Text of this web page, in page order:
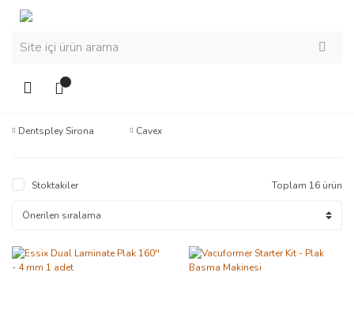
Dentspley Sirona Cavex
Stoktakiler Toplam 16 ürün